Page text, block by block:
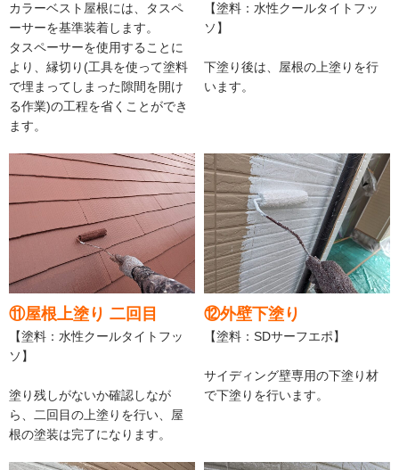
カラーベスト屋根には、タスペ
ーサーを基準装着します。
タスペーサーを使用することに
より、縁切り(工具を使って塗料
で埋まってしまった隙間を開け
る作業)の工程を省くことができ
ます。
【塗料：水性クールタイトフッ
ソ】
下塗り後は、屋根の上塗りを行
います。
⑪屋根上塗り 二回目
【塗料：水性クールタイトフッ
ソ】
塗り残しがないか確認しなが
ら、二回目の上塗りを行い、屋
根の塗装は完了になります。
⑫外壁下塗り
【塗料：SDサーフエポ】
サイディング壁専用の下塗り材
で下塗りを行います。